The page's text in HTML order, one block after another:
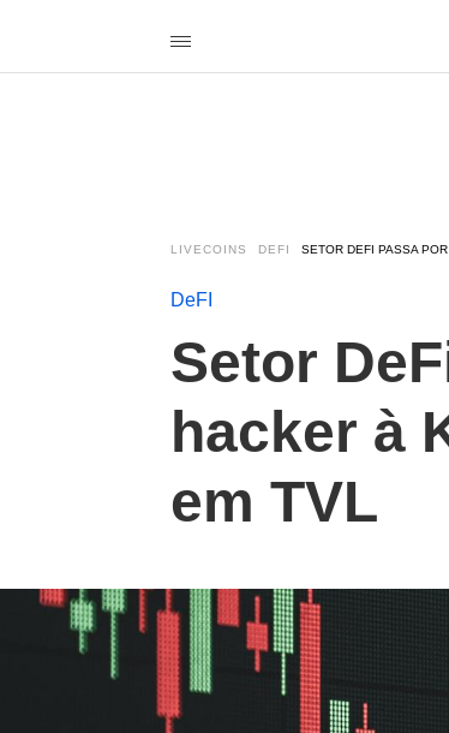
LIVECOINS DEFI SETOR DEFI PASSA
DeFI
Setor
hacker à
em TVL